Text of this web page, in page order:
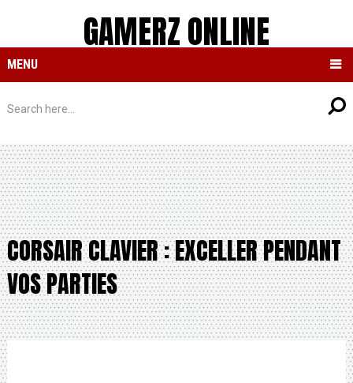
GAMERZ ONLINE
MENU
CORSAIR CLAVIER : EXCELLER PENDANT
VOS PARTIES